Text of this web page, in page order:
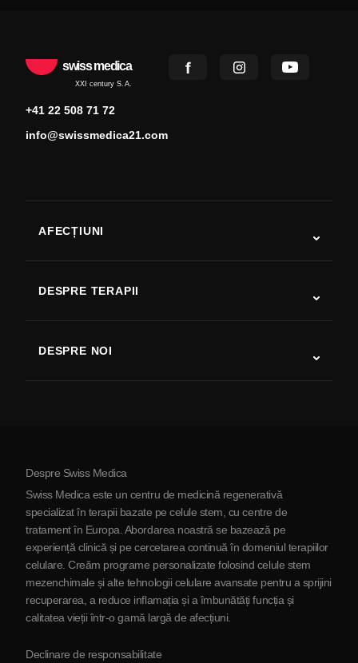
swiss medica
XXI century S.A.
+41 22 508 71 72
info@swissmedica21.com
AFECȚIUNI
Boala Parkinson
Artrită
DESPRE TERAPII
DESPRE NOI
Despre Serbia
Parteneriat
Contactaţi-ne
Despre Swiss Medica
Swiss Medica este un centru de medicină regenerativă
specializat în terapii bazate pe celule stem, cu centre de
tratament în Europa. Abordarea noastră se bazează pe
experiență clinică și pe cercetarea continuă în domeniul terapiilor
celulare. Creăm programe personalizate folosind celule stem
mezenchimale și alte tehnologii celulare avansate pentru a sprijini
recuperarea, a reduce inflamația și a îmbunătăți funcția și
calitatea vieții într-o gamă largă de afecțiuni.
Declinare de responsabilitate